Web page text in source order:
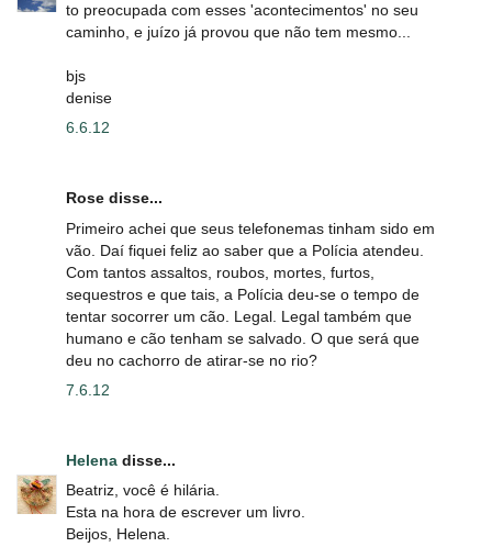
to preocupada com esses 'acontecimentos' no seu
caminho, e juízo já provou que não tem mesmo...
bjs
denise
6.6.12
Rose disse...
Primeiro achei que seus telefonemas tinham sido em
vão. Daí fiquei feliz ao saber que a Polícia atendeu.
Com tantos assaltos, roubos, mortes, furtos,
sequestros e que tais, a Polícia deu-se o tempo de
tentar socorrer um cão. Legal. Legal também que
humano e cão tenham se salvado. O que será que
deu no cachorro de atirar-se no rio?
7.6.12
Helena disse...
Beatriz, você é hilária.
Esta na hora de escrever um livro.
Beijos, Helena.